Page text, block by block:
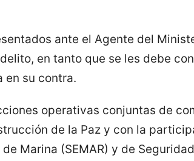
ante el Agente del
en tanto que se les debe
en su contra.
operativas conjuntas de
de la Paz y con la
Marina (SEMAR) y de